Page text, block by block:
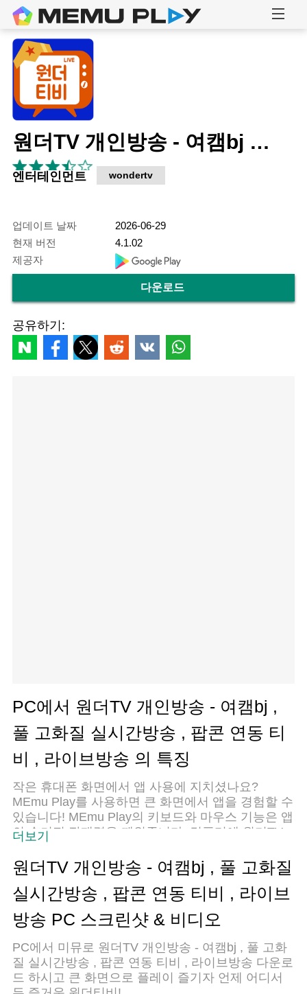
원더TV 개인방송 - 여캠bj , 풀 고화질 실시간방송 , 팝콘 연동 티비 , 라이브방송
엔터테인먼트 wondertv
업데이트 날짜
2026-06-29
현재 버전
4.1.02
제공자
다운로드
공유하기:
PC에서 원더TV 개인방송 - 여캠bj ,
풀 고화질 실시간방송 , 팝콘 연동 티
비 , 라이브방송 의 특징
작은 휴대폰 화면에서 앱 사용에 지치셨나요?
MEmu Play를 사용하면 큰 화면에서 앱을 경험할 수
있습니다! MEmu Play의 키보드와 마우스 기능은 앱
의 숨겨진 잠재력을 깨워줍니다. 컴퓨터에 원더TV
동 티비 , 라이브방송 앱을 다운로드하고 설치하면
배터리 수명이나 과열 걱정 없이 좋아하는 앱을 즐
길 수 있습니다. MEmu Play를 사용하면 컴퓨터에서
보장합니다!
더보기
원더TV 개인방송 - 여캠bj , 풀 고화질
실시간방송 , 팝콘 연동 티비 , 라이브
방송 PC 스크린샷 & 비디오
PC에서 미뮤로 원더TV 개인방송 - 여캠bj , 풀 고화
질 실시간방송 , 팝콘 연동 티비 , 라이브방송 다운로
드 하시고 큰 화면으로 플레이 즐기자 언제 어디서